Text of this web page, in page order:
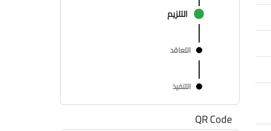
التلزيم
التعاقد
التنفيذ
QR Code